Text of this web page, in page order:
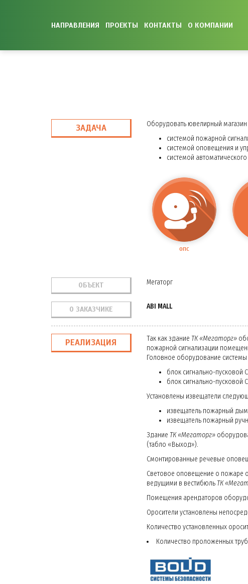
НАПРАВЛЕНИЯ ПРОЕКТЫ КОНТАКТЫ О КОМПАНИИ
ЗАДАЧА
Оборудовать ювелирный
системой пожарной
системой оповещения и
системой
ОПС
ОБЪЕКТ Мегаторг
О ЗАКАЗЧИКЕ ABI MALL
РЕАЛИЗАЦИЯ Так как здание ТК «Мегаторг»
пожарной сигнализации
Головное оборудование
блок сигнально-пусковой
блок сигнально-пусковой
Установлены извещатели
извещатель пожарный
извещатель пожарный
Здание ТК «Мегаторг»
(табло «Выход»).
Смонтированные речевые
Световое оповещение о пожаре
ведущими в вестибюль ТК
Помещения арендаторов
Оросители установлены
Количество установленных
Количество проложенных